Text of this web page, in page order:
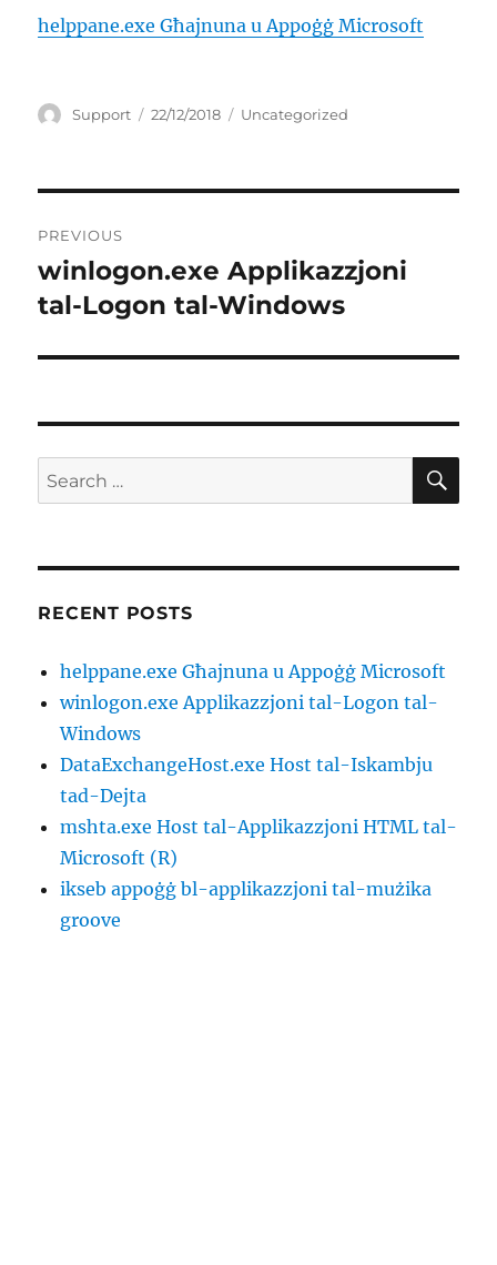
helppane.exe Għajnuna u Appoġġ Microsoft
Author
Support
Posted
22/12/2018 Categories
Uncategorized
navigation
PREVIOUS
Previous
post:
winlogon.exe Applikazzjoni
tal-Logon tal-Windows
Search
for:
RECENT POSTS
helppane.exe Għajnuna u Appoġġ Microsoft
winlogon.exe Applikazzjoni tal-Logon tal-
Windows
DataExchangeHost.exe Host tal-Iskambju
tad-Dejta
mshta.exe Host tal-Applikazzjoni HTML tal-
Microsoft (R)
ikseb appoġġ bl-applikazzjoni tal-mużika
groove